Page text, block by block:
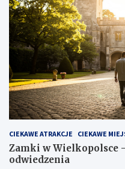
CIEKAWE ATRAKCJE CIEKAWE
Zamki w Wielkopolsce
odwiedzenia